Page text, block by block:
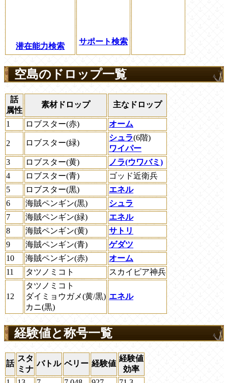
潜在能力検索
サポート検索
空島のドロップ一覧
話
属性
素材ドロップ 主なドロップ
1 ロブスター(赤) オーム
2 ロブスター(緑)
シュラ(6階)
ワイパー
3
ロブスター(黄)
ノラ(ウワバミ)
4
ロブスター(青)
ゴッド近衛兵
5
ロブスター(黒)
エネル
6
海賊ペンギン(黒)
シュラ
7
海賊ペンギン(緑)
エネル
8
海賊ペンギン(黄)
サトリ
9
海賊ペンギン(青)
ゲダツ
10
海賊ペンギン(赤)
オーム
11
タツノミコト スカイピア神兵
12
タツノミコト
ダイミョウガメ(黄/黒)
カニ(黒)
エネル
経験値と称号一覧
話
スタ
ミナ
バトル ベリー 経験値
経験値
効率